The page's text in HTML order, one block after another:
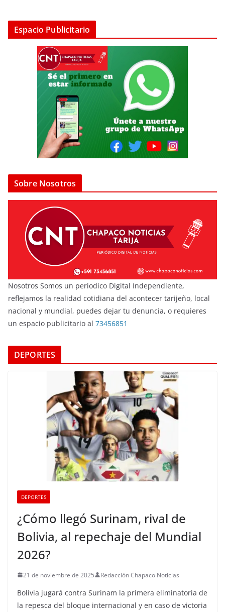
Espacio Publicitario
Sobre Nosotros
Nosotros Somos un periodico Digital Independiente,
reflejamos la realidad cotidiana del acontecer tarijeño, local
nacional y mundial, puedes dejar tu denuncia, o requieres
un espacio publicitario al 73456851
DEPORTES
DEPORTES
¿Cómo llegó Surinam, rival de
Bolivia, al repechaje del Mundial
2026?
21 de noviembre de 2025 Redacción Chapaco Noticias
Bolivia jugará contra Surinam la primera eliminatoria de
la repesca del bloque internacional y en caso de victoria